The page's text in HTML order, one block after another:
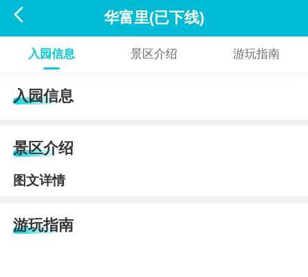
 华富里(已下线)
入园信息 景区介绍 游玩指南
入园信息
景区介绍
图文详情
游玩指南